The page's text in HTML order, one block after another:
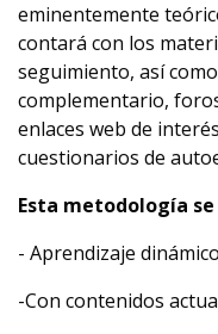
eminentemente
contará con los
seguimiento, así
complementario,
enlaces web de
cuestionarios de
Esta metodología se
- Aprendizaje
-Con contenidos